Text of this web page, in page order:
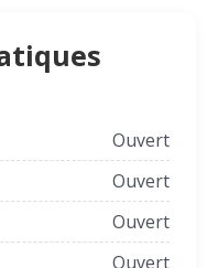
Ouvert
Ouvert
Ouvert
Ouvert